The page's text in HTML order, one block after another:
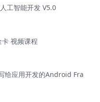
工智能开发 V5.0
视频课程
给应用开发的Android Fra